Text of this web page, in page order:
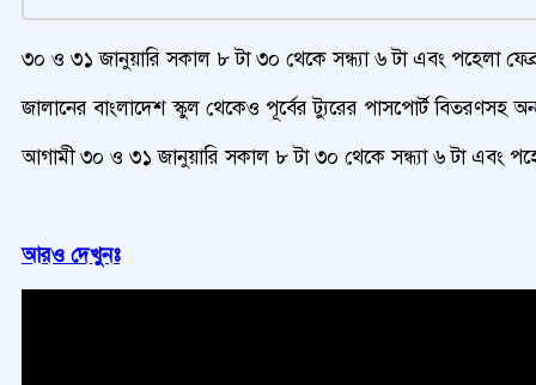
৩০ ও ৩১ জানুয়ারি সকাল ৮ টা ৩০ থেকে সন্ধ্যা ৬ টা এবং পহেলা
জালানের বাংলাদেশ স্কুল থেকেও পূর্বের ট্যুরের পাসপোর্ট বিতরণসহ
আগামী ৩০ ও ৩১ জানুয়ারি সকাল ৮ টা ৩০ থেকে সন্ধ্যা ৬ টা এবং
আরও দেখুনঃ